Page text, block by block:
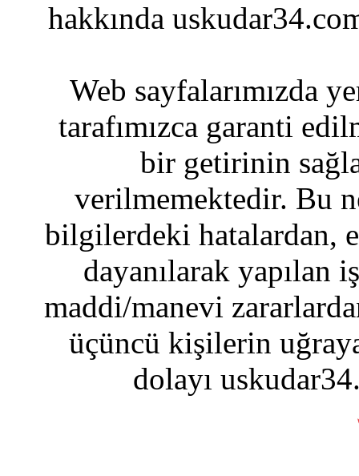
hakkında
Web sayfalarımızda
tarafımızca garanti
bir getirinin
verilmemektedir. Bu
bilgilerdeki hatalardan,
dayanılarak yapılan
maddi/manevi
üçüncü kişilerin
dolayı